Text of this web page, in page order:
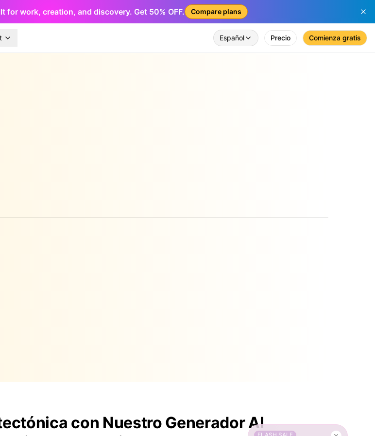
for work, creation, and discovery. Get 50% OFF. Compare plans
Español Precio Comienza gratis
con Nuestro Generador AI